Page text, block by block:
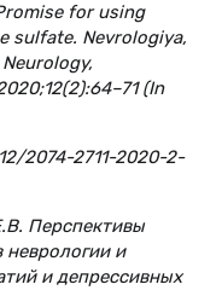
for using
sulfate. Nevrologiya,
(In
2074-2711-2020-2-
Перспективы
неврологии и
и депрессивных